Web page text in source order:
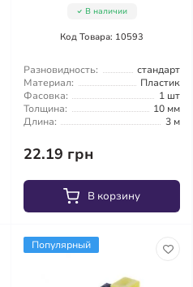
В наличии
Код Товара: 10593
Разновидность:
стандарт
Материал:
Пластик
Фасовка:
1 шт
Толщина:
10 мм
Длина:
3 м
22.19 грн
В корзину
Популярный